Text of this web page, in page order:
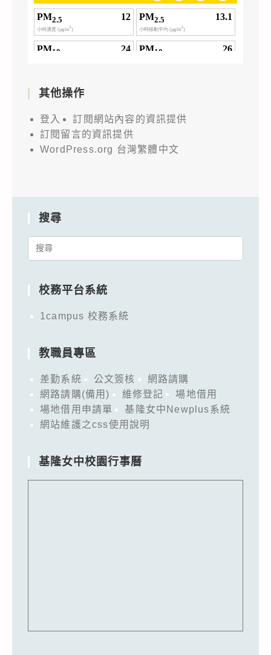
其他操作
登入
訂閱網站內容的資訊提供
訂閱留言的資訊提供
WordPress.org 台灣繁體中文
搜尋
Search
校務平台系統
1campus 校務系統
教職員專區
差勤系統 公文簽核
網路請購
網路請購(備用)
維修登記
場地借用
場地借用申請單
基隆女中Newplus系統
網站維護之css使用說明
基隆女中校園行事曆